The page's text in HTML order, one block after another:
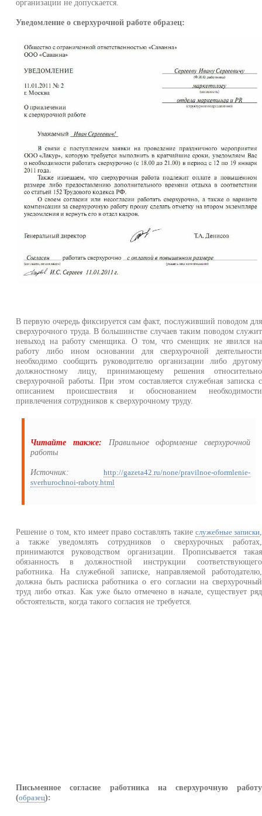
организации не допускается.
Уведомление о сверхурочной работе образец:
В первую очередь фиксируется сам факт, послуживший поводом для
сверхурочного труда. В большинстве случаев таким поводом служит
невыход на работу сменщика. О том, что сменщик не явился на
работу либо ином основании для сверхурочной деятельности
необходимо сообщить руководителю организации либо другому
должностному лицу, принимающему решения относительно
сверхурочной работы. При этом составляется служебная записка с
описанием происшествия и обоснованием необходимости
привлечения сотрудников к сверхурочному труду.
Читайте также: Правильное оформление сверхурочной
работы
Источник:http://gazeta42.ru/none/pravilnoe-oformlenie-
sverhurochnoi-raboty.html
Решение о том, кто имеет право составлять такие служебные записки,
а также уведомлять сотрудников о сверхурочных работах,
принимаются руководством организации. Прописывается такая
обязанность в должностной инструкции соответствующего
работника. На служебной записке, направляемой работодателю,
должна быть расписка работника о его согласии на сверхурочный
труд либо отказ. Как уже было отмечено в начале, существует ряд
обстоятельств, когда такого согласия не требуется.
Письменное согласие работника на сверхурочную работу
(образец):